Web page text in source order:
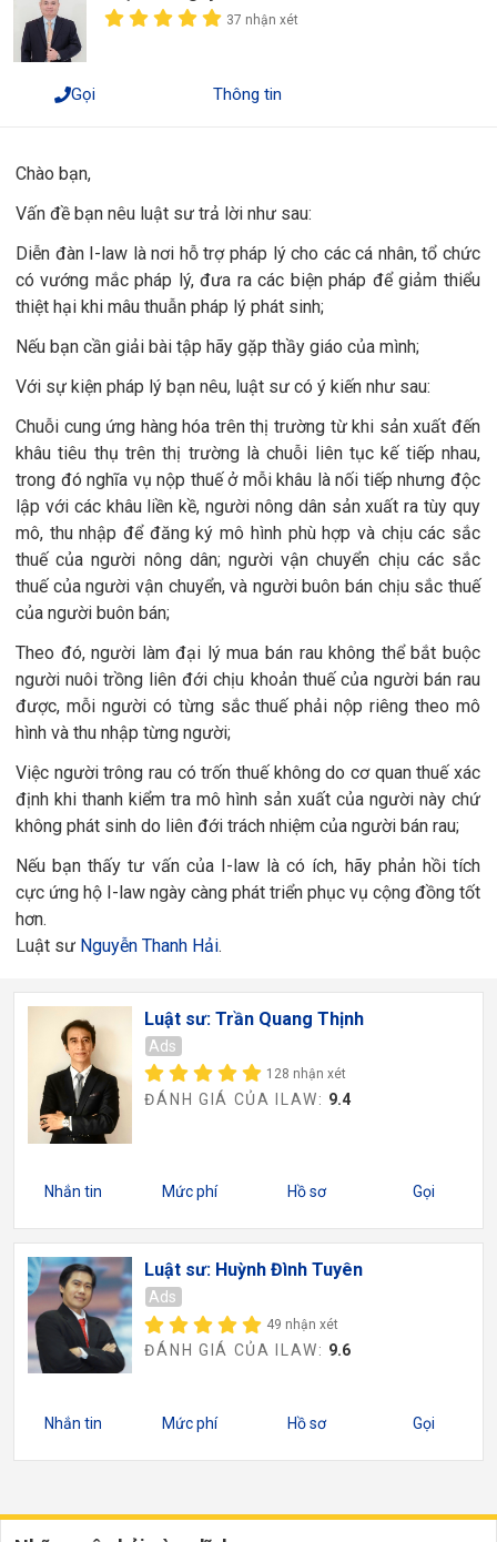
37 nhận xét
Gọi Thông tin
Chào bạn,
Vấn đề bạn nêu luật sư trả lời như sau:
Diễn đàn I-law là nơi hỗ trợ pháp lý cho các cá nhân, tổ chức
có vướng mắc pháp lý, đưa ra các biện pháp để giảm thiểu
thiệt hại khi mâu thuẫn pháp lý phát sinh;
Nếu bạn cần giải bài tập hãy gặp thầy giáo của mình;
Với sự kiện pháp lý bạn nêu, luật sư có ý kiến như sau:
Chuỗi cung ứng hàng hóa trên thị trường từ khi sản xuất đến
khâu tiêu thụ trên thị trường là chuỗi liên tục kế tiếp nhau,
trong đó nghĩa vụ nộp thuế ở mỗi khâu là nối tiếp nhưng độc
lập với các khâu liền kề, người nông dân sản xuất ra tùy quy
mô, thu nhập để đăng ký mô hình phù hợp và chịu các sắc
thuế của người nông dân; người vận chuyển chịu các sắc
thuế của người vận chuyển, và người buôn bán chịu sắc thuế
của người buôn bán;
Theo đó, người làm đại lý mua bán rau không thể bắt buộc
người nuôi trồng liên đới chịu khoản thuế của người bán rau
được, mỗi người có từng sắc thuế phải nộp riêng theo mô
hình và thu nhập từng người;
Việc người trông rau có trốn thuế không do cơ quan thuế xác
định khi thanh kiểm tra mô hình sản xuất của người này chứ
không phát sinh do liên đới trách nhiệm của người bán rau;
Nếu bạn thấy tư vấn của I-law là có ích, hãy phản hồi tích
cực ứng hộ I-law ngày càng phát triển phục vụ cộng đồng tốt
hơn.
Luật sư Nguyễn Thanh Hải.
Luật sư: Trần Quang Thịnh
Ads
128 nhận xét
ĐÁNH GIÁ CỦA ILAW: 9.4
Nhắn tin Mức phí Hồ sơ Gọi
Luật sư: Huỳnh Đình Tuyên
Ads
49 nhận xét
ĐÁNH GIÁ CỦA ILAW: 9.6
Nhắn tin Mức phí Hồ sơ Gọi